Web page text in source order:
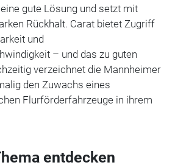
gute Lösung und setzt mit
Rückhalt. Carat bietet Zugriff
und
– und das zu guten
verzeichnet die Mannheimer
den Zuwachs eines
Flurförderfahrzeuge in ihrem
entdecken